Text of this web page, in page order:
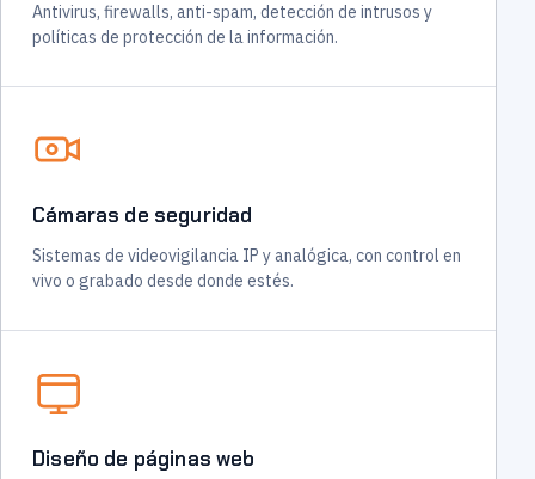
Antivirus, firewalls, anti-spam, detección de intrusos y
políticas de protección de la información.
Cámaras de seguridad
Sistemas de videovigilancia IP y analógica, con control en
vivo o grabado desde donde estés.
Diseño de páginas web